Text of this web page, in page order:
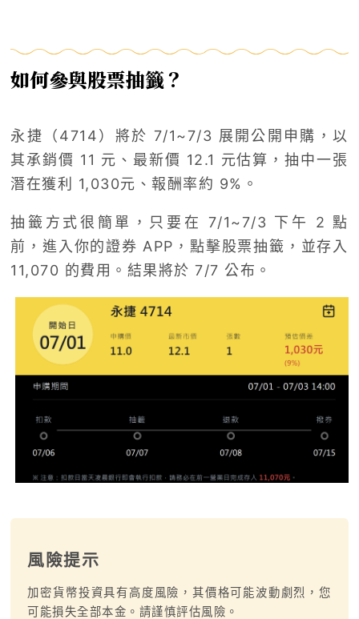
如何參與股票抽籤？
永捷（4714）將於 7/1~7/3 展開公開申購，以
其承銷價 11 元、最新價 12.1 元估算，抽中一張
潛在獲利 1,030元、報酬率約 9%。
抽籤方式很簡單，只要在 7/1~7/3 下午 2 點
前，進入你的證券 APP，點擊股票抽籤，並存入
11,070 的費用。結果將於 7/7 公布。
風險提示
加密貨幣投資具有高度風險，其價格可能波動劇烈，您
可能損失全部本金。請謹慎評估風險。